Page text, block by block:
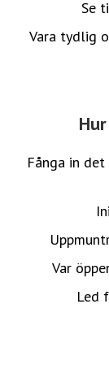
Se
Vara tydlig
Fånga in
Var
Led